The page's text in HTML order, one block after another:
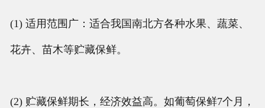
(1) 适用范围广：适合我国南北方各种水果、蔬菜、
花卉、苗木等贮藏保鲜。
(2) 贮藏保鲜期长，经济效益高。如葡萄保鲜7个月，